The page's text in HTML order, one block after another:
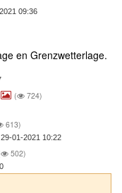
09:36
en Grenzwetterlage.
( 724)
613)
01-2021 10:22
502)